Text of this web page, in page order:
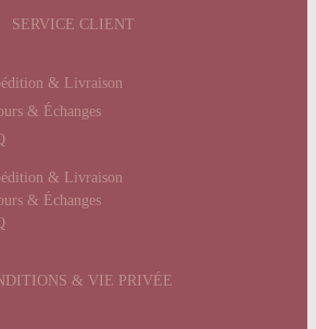
SERVICE CLIENT
& Livraison
& Échanges
& Livraison
& Échanges
& VIE PRIVÉE